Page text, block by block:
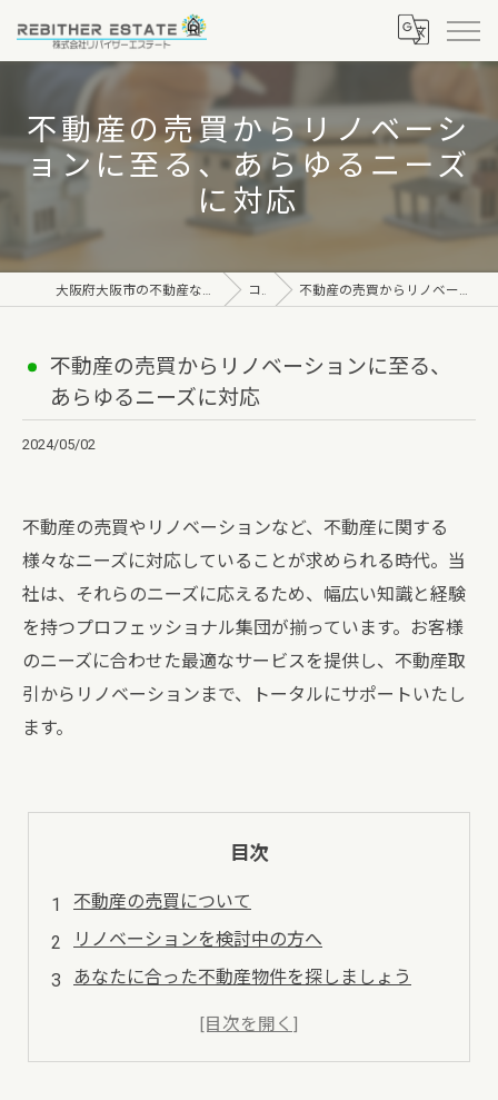
不動産の売買からリノベーシ
ョンに至る、あらゆるニーズ
に対応
大阪府大阪市の不動産なら株式会社リバイザーエステート コラム 不動産の売買からリノベーションに至る、あらゆるニーズに対応
不動産の売買からリノベーションに至る、
あらゆるニーズに対応
2024/05/02
不動産の売買やリノベーションなど、不動産に関する
様々なニーズに対応していることが求められる時代。当
社は、それらのニーズに応えるため、幅広い知識と経験
を持つプロフェッショナル集団が揃っています。お客様
のニーズに合わせた最適なサービスを提供し、不動産取
引からリノベーションまで、トータルにサポートいたし
ます。
目次
不動産の売買について
リノベーションを検討中の方へ
あなたに合った不動産物件を探しましょう
リノベーションのアイデア募集中